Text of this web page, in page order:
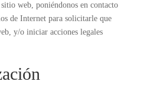
web, poniéndonos en contacto
de Internet para solicitarle que
y/o iniciar acciones legales